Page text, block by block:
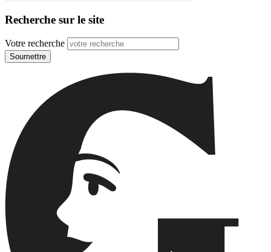
Recherche sur le site
Votre recherche
Soumettre